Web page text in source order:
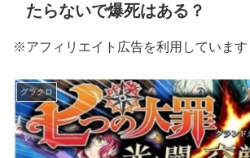
たらないで爆死はある？
※アフィリエイト広告を利用しています
グラクロ